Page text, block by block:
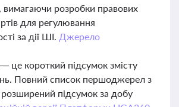
вимагаючи розробки правових
для регулювання
за дії ШІ. Джерело
це короткий підсумок змісту
Повний список першоджерел з
підсумок за добу